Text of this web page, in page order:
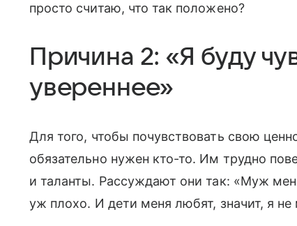
просто считаю, что так положено?
Причина 2: «Я буду
увереннее»
Для того, чтобы почувствовать свою
обязательно нужен кто-то. Им трудно
и таланты. Рассуждают они так: «Муж
уж плохо. И дети меня любят, значит, я не